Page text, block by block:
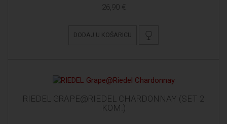
26,90 €
DODAJ U KOŠARICU
RIEDEL GRAPE@RIEDEL CHARDONNAY (SET 2
KOM.)